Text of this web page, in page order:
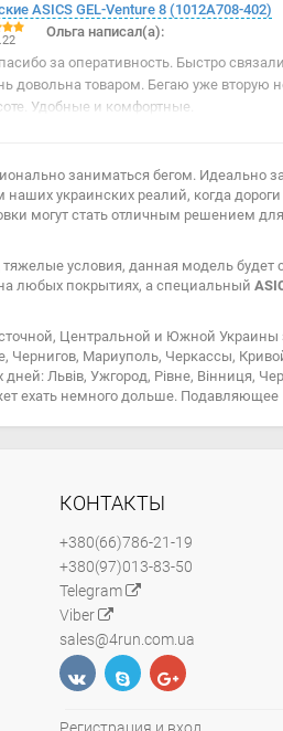
ASICS GEL-Venture 8 (1012A708-402)
Ольга написал(а):
за оперативность. Быстро
довольна товаром. Бегаю уже вторую
Удобные и комфортные.
заниматься бегом. Идеально
наших украинских реалий, когда дороги
могут стать отличным решением
условия, данная модель будет
любых покрытиях, а специальный
Центральной и Южной Украины
Чернигов, Мариуполь, Черкассы,
Львів, Ужгород, Рівне, Вінниця,
ехать немного дольше. Подавляющее
КОНТАКТЫ
+380(66)786-21-19
+380(97)013-83-50
Telegram
Viber
sales@4run.com.ua